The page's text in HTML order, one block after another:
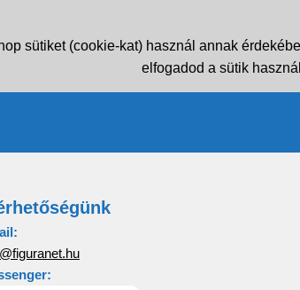
sütiket (cookie-kat) használ annak
elfogadod a sütik